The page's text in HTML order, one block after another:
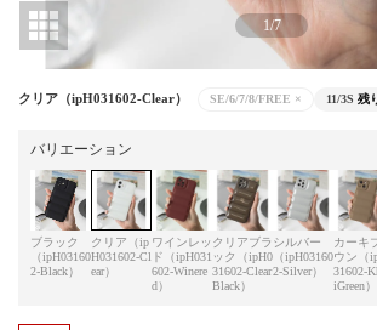
1/7
クリア（ipH031602-Clear） SE/6/7/8/FREE × 11/3S 残
バリエーション
ブラック
（ipH03160
2-Black）
クリア（ip
H031602-Cl
ear）
ワインレッ
ド（ipH031
602-Winere
d）
クリアブラ
ック（ipH0
31602-Clear
Black）
シルバー
（ipH03160
2-Silver）
カーキ
ウン（
31602-
iGreen）